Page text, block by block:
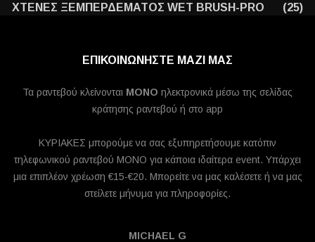
ΧΤΕΝΕΣ ΞΕΜΠΕΡΔΕΜΑΤΟΣ WET BRUSH-PRO
(25)
ΕΠΙΚΟΙΝΩΝΗΣΤΕ ΜΑΖΙ ΜΑΣ
Τα ραντεβού κλείνονται MONO ηλεκτρονικά μέσω της σελίδας
κράτησης ραντεβού ή στο app
ΚΥΡΙΑΚΕΣ μπορούμε να σας εξυπηρετήσουμε κατόπιν
τηλεφωνικού ραντεβού ΜΟΝΟ για κάποια ιδαίτερα event. Υπάρχει
μια επιπλέον χρέωση €15-€20. Μπορείτε να μας καλέσετε ή να μας
στείλετε μήνυμα για πληροφορίες.
MICHAEL G